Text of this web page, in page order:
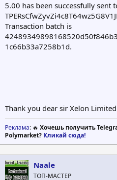
5.00 has been successfully sent
Transaction batch is
1c66b33a7258b1d.
Thank you dear sir Xelon Limited
Реклама: 🔥 Хочешь получить
Polymarket? Кликай сюда!
Naale
ТОП-МАСТЕР